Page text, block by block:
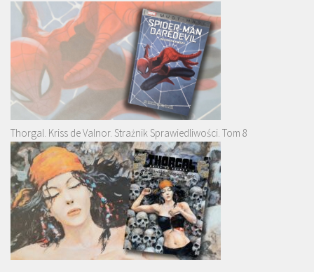
Thorgal. Kriss de Valnor. Strażnik Sprawiedliwości. Tom 8